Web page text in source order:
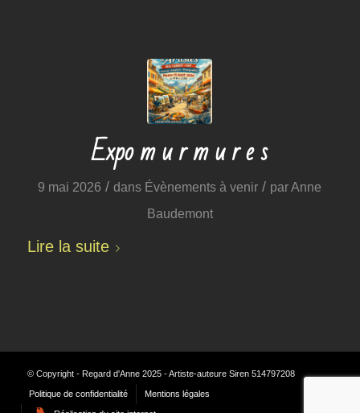
Expo m u r m u r e s
9 mai 2026 / dans Évènements à venir / parAnne
Baudemont
Lire la suite
© Copyright - Regard d'Anne 2025 - Artiste-auteure Siren 514797208
Politique de confidentialité Mentions légales